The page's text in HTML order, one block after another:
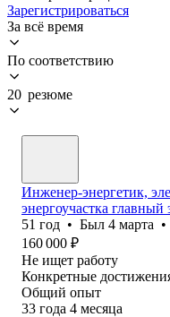
Зарегистрироваться
За всё время
По соответствию
20 резюме
Инженер-энергетик,
энергоучастка главный
51 год • Был 4 марта •
160 000 ₽
Не ищет работу
Конкретные
Общий опыт
33 года 4 месяца